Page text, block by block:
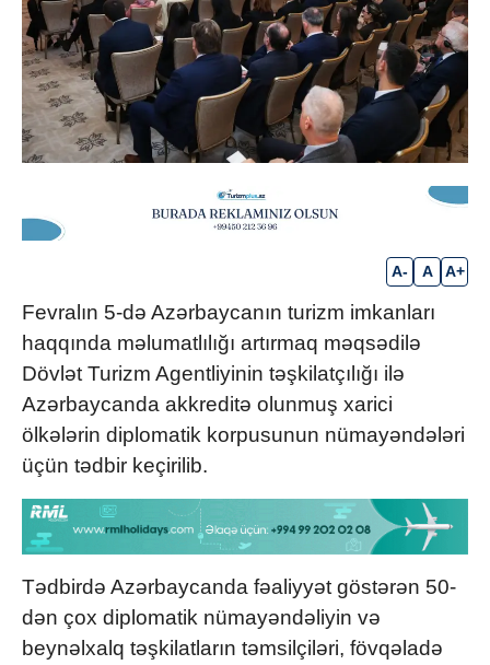
A- A A+
Fevralın 5-də Azərbaycanın turizm imkanları
haqqında məlumatlılığı artırmaq məqsədilə
Dövlət Turizm Agentliyinin təşkilatçılığı ilə
Azərbaycanda akkreditə olunmuş xarici
ölkələrin diplomatik korpusunun nümayəndələri
üçün tədbir keçirilib.
Tədbirdə Azərbaycanda fəaliyyət göstərən 50-
dən çox diplomatik nümayəndəliyin və
beynəlxalq təşkilatların təmsilçiləri, fövqəladə